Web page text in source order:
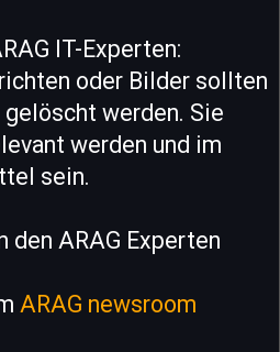
IT-Experten:
oder Bilder sollten
werden. Sie
werden und im
sein.
den ARAG Experten
ARAG newsroom